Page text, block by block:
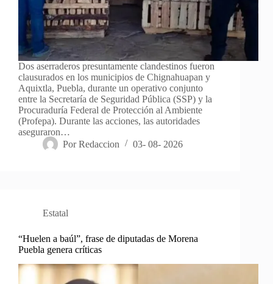
Dos aserraderos presuntamente clandestinos fueron
clausurados en los municipios de Chignahuapan y
Aquixtla, Puebla, durante un operativo conjunto
entre la Secretaría de Seguridad Pública (SSP) y la
Procuraduría Federal de Protección al Ambiente
(Profepa). Durante las acciones, las autoridades
aseguraron…
Por Redaccion 03- 08- 2026
Estatal
“Huelen a baúl”, frase de diputadas de Morena
Puebla genera críticas